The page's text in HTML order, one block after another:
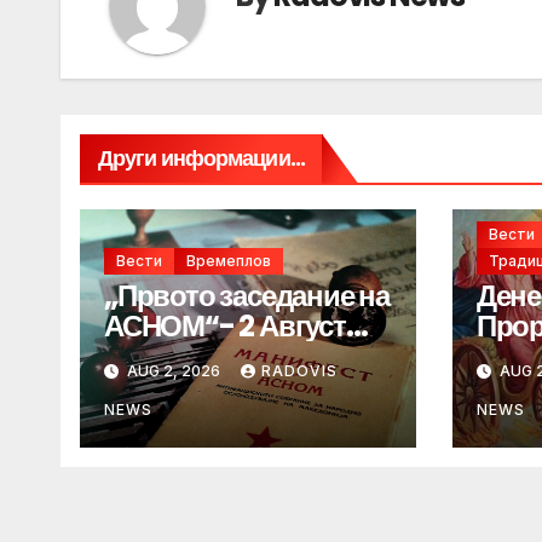
Други информации...
Вести Времеплов
„Првото заседание на
АСНОМ“- 2 Август
1944 год.
AUG 2, 2026 RADOVIS
NEWS
Вести
AUG
NEWS